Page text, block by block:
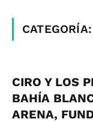
CIRO Y LOS
BAHÍA
ARENA,